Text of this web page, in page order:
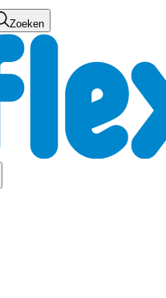
Zoeken